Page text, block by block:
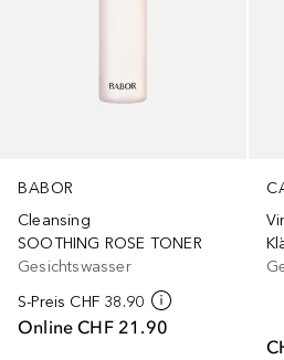
BABOR
Cleansing
SOOTHING ROSE TONER
Gesichtswasser
S-Preis CHF 38.90
Online CHF 21.90